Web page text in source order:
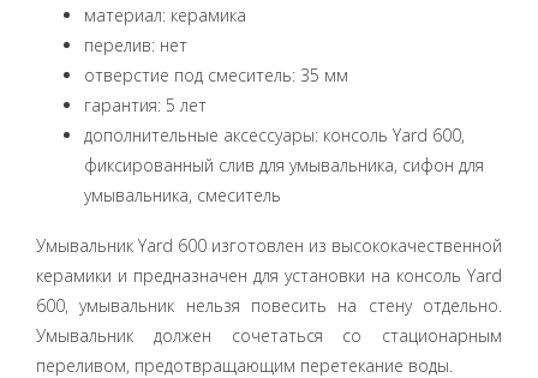
материал: керамика
перелив: нет
отверстие под смеситель: 35 мм
гарантия: 5 лет
дополнительные аксессуары: консоль Yard 600,
фиксированный слив для умывальника, сифон для
умывальника, смеситель
Умывальник Yard 600 изготовлен из высококачественной
керамики и предназначен для установки на консоль Yard
600, умывальник нельзя повесить на стену отдельно.
Умывальник должен сочетаться со стационарным
переливом, предотвращающим перетекание воды.